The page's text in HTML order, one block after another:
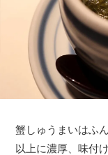
蟹しゅうまいはふ
以上に濃厚、味付